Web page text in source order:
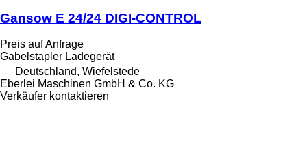
Gansow E 24/24 DIGI-CONTROL
Preis auf Anfrage
Gabelstapler Ladegerät
Deutschland, Wiefelstede
Eberlei Maschinen GmbH & Co. KG
Verkäufer kontaktieren